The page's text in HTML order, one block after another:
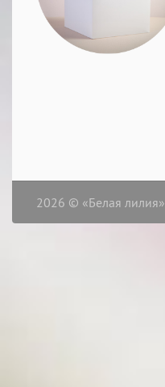
2026 © «Белая лилия»